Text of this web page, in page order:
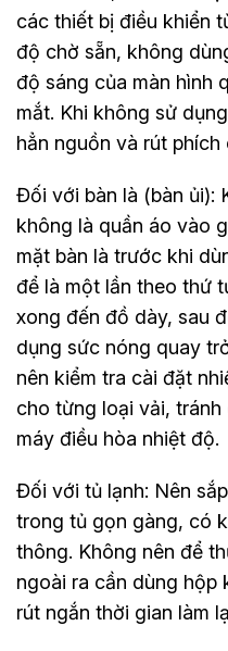
các thiết bị điều khiển
độ chờ sẵn, không
độ sáng của màn hình
mắt. Khi không sử
hẳn nguồn và rút phích
Đối với bàn là (bàn ủi):
không là quần áo vào
mặt bàn là trước khi
để là một lần theo thứ
xong đến đồ dày, sau
dụng sức nóng quay
nên kiểm tra cài đặt
cho từng loại vải,
máy điều hòa nhiệt độ.
Đối với tủ lạnh: Nên
trong tủ gọn gàng, có
thông. Không nên để
ngoài ra cần dùng hộp
rút ngắn thời gian làm